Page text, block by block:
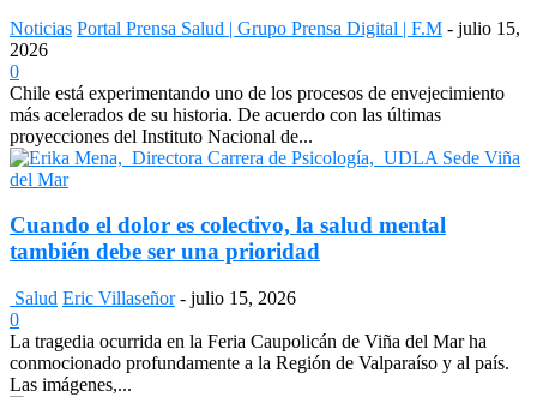
Noticias Portal Prensa Salud | Grupo Prensa Digital | F.M - julio 15,
2026
0
Chile está experimentando uno de los procesos de envejecimiento
más acelerados de su historia. De acuerdo con las últimas
proyecciones del Instituto Nacional de...
Cuando el dolor es colectivo, la salud mental
también debe ser una prioridad
Salud Eric Villaseñor - julio 15, 2026
0
La tragedia ocurrida en la Feria Caupolicán de Viña del Mar ha
conmocionado profundamente a la Región de Valparaíso y al país.
Las imágenes,...